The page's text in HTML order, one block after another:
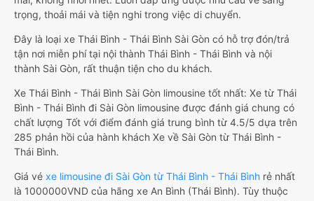
trọng, thoải mái và tiện nghi trong việc di chuyển.
Đây là loại xe Thái Bình - Thái Bình Sài Gòn có hỗ trợ đón/trả
tận nơi miễn phí tại nội thành Thái Bình - Thái Bình và nội
thành Sài Gòn, rất thuận tiện cho du khách.
Xe Thái Bình - Thái Bình Sài Gòn limousine tốt nhất: Xe từ Thái
Bình - Thái Bình đi Sài Gòn limousine được đánh giá chung có
chất lượng Tốt với điểm đánh giá trung bình từ 4.5/5 dựa trên
285 phản hồi của hành khách Xe về Sài Gòn từ Thái Bình -
Thái Bình.
Giá vé xe limousine đi Sài Gòn từ Thái Bình - Thái Bình rẻ nhất
là 1000000VND của hãng xe An Bình (Thái Bình). Tùy thuộc